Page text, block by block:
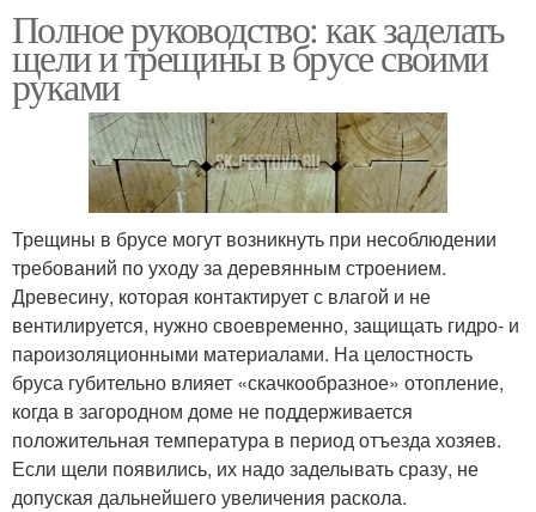
Полное руководство: как заделать
щели и трещины в брусе своими
руками
Трещины в брусе могут возникнуть при несоблюдении
требований по уходу за деревянным строением.
Древесину, которая контактирует с влагой и не
вентилируется, нужно своевременно, защищать гидро- и
пароизоляционными материалами. На целостность
бруса губительно влияет «скачкообразное» отопление,
когда в загородном доме не поддерживается
положительная температура в период отъезда хозяев.
Если щели появились, их надо заделывать сразу, не
допуская дальнейшего увеличения раскола.